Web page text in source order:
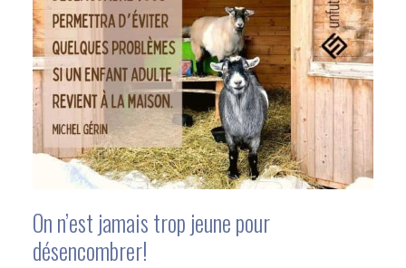
On n’est jamais trop jeune pour
désencombrer!